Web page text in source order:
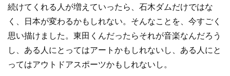
続けてくれる人が増えていったら、石木ダムだけではな
く、日本が変わるかもしれない。そんなことを、今すごく
思い描けました。東田くんだったらそれが音楽なんだろう
し、ある人にとってはアートかもしれないし、ある人にと
ってはアウトドアスポーツかもしれないし。